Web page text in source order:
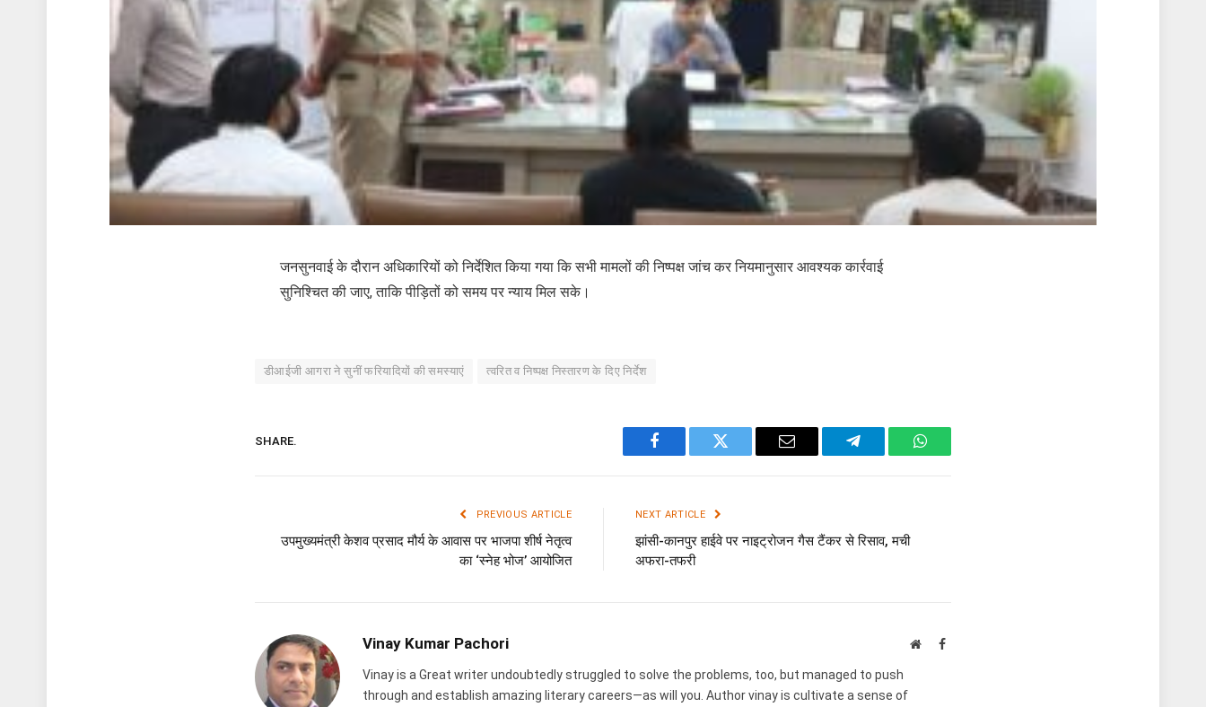
जनसुनवाई के दौरान अधिकारियों को निर्देशित किया गया कि सभी मामलों की निष्पक्ष जांच कर नियमानुसार आवश्यक कार्रवाई
सुनिश्चित की जाए, ताकि पीड़ितों को समय पर न्याय मिल सके।
डीआईजी आगरा ने सुनीं फरियादियों की समस्याएं त्वरित व निष्पक्ष निस्तारण के दिए निर्देश
SHARE.
Facebook Twitter Email Telegram WhatsApp
PREVIOUS ARTICLE
उपमुख्यमंत्री केशव प्रसाद मौर्य के आवास पर भाजपा शीर्ष नेतृत्व
का ‘स्नेह भोज’ आयोजित
NEXT ARTICLE
झांसी-कानपुर हाईवे पर नाइट्रोजन गैस टैंकर से रिसाव, मची
अफरा-तफरी
Vinay Kumar Pachori WebsiteFacebook
Vinay is a Great writer undoubtedly struggled to solve the problems, too, but managed to push
through and establish amazing literary careers—as will you. Author vinay is cultivate a sense of